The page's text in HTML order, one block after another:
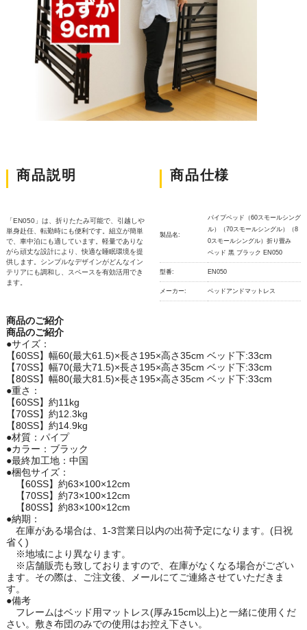
商品説明
「EN050」は、折りたたみ可能で、引越しや
単身赴任、転勤時にも便利です。組立が簡単
で、車中泊にも適しています。軽量でありな
がら頑丈な設計により、快適な睡眠環境を提
供します。シンプルなデザインがどんなイン
テリアにも調和し、スペースを有効活用でき
ます。
商品仕様
製品名:
パイプベッド（60スモールシング
ル）（70スモールシングル）（8
0スモールシングル）折り畳み
ベッド 黒 ブラック EN050
型番: EN050
メーカー: ベッドアンドマットレス
商品のご紹介
商品のご紹介
●サイズ：
【60SS】幅60(最大61.5)×長さ195×高さ35cm ベッド下:33cm
【70SS】幅70(最大71.5)×長さ195×高さ35cm ベッド下:33cm
【80SS】幅80(最大81.5)×長さ195×高さ35cm ベッド下:33cm
●重さ：
【60SS】約11kg
【70SS】約12.3kg
【80SS】約14.9kg
●材質：パイプ
●カラー：ブラック
●最終加工地：中国
●梱包サイズ：
【60SS】約63×100×12cm
【70SS】約73×100×12cm
【80SS】約83×100×12cm
●納期：
在庫がある場合は、1-3営業日以内の出荷予定になります。(日祝
省く)
※地域により異なります。
※店舗販売も致しておりますので、在庫がなくなる場合がござい
ます。その際は、ご注文後、メールにてご連絡させていただきま
す。
●備考
フレームはベッド用マットレス(厚み15cm以上)と一緒に使用くだ
さい。敷き布団のみでの使用はお控え下さい。